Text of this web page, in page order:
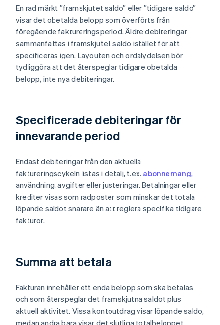
En rad märkt ”framskjutet saldo” eller ”tidigare saldo”
visar det obetalda belopp som överförts från
föregående faktureringsperiod. Äldre debiteringar
sammanfattas i framskjutet saldo istället för att
specificeras igen. Layouten och ordalydelsen bör
tydliggöra att det återspeglar tidigare obetalda
belopp, inte nya debiteringar.
Specificerade debiteringar för
innevarande period
Endast debiteringar från den aktuella
faktureringscykeln listas i detalj, t.ex. abonnemang,
användning, avgifter eller justeringar. Betalningar eller
krediter visas som radposter som minskar det totala
löpande saldot snarare än att reglera specifika tidigare
fakturor.
Summa att betala
Fakturan innehåller ett enda belopp som ska betalas
och som återspeglar det framskjutna saldot plus
aktuell aktivitet. Vissa kontoutdrag visar löpande saldo,
medan andra bara visar det slutliga totalbeloppet.